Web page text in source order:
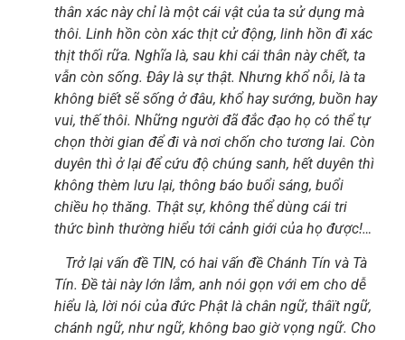
thân xác này chỉ là một cái vật của ta sử dụng mà
thôi. Linh hồn còn xác thịt cử động, linh hồn đi xác
thịt thối rữa. Nghĩa là, sau khi cái thân này chết, ta
vẫn còn sống. Đây là sự thật. Nhưng khổ nỗi, là ta
không biết sẽ sống ở đâu, khổ hay sướng, buồn hay
vui, thế thôi. Những người đã đắc đạo họ có thể tự
chọn thời gian để đi và nơi chốn cho tương lai. Còn
duyên thì ở lại để cứu độ chúng sanh, hết duyên thì
không thèm lưu lại, thông báo buổi sáng, buổi
chiều họ thăng. Thật sự, không thể dùng cái tri
thức bình thường hiểu tới cảnh giới của họ được!…
Trở lại vấn đề TIN, có hai vấn đề Chánh Tín và Tà
Tín. Đề tài này lớn lắm, anh nói gọn với em cho dễ
hiểu là, lời nói của đức Phật là chân ngữ, thâït ngữ,
chánh ngữ, như ngữ, không bao giờ vọng ngữ. Cho